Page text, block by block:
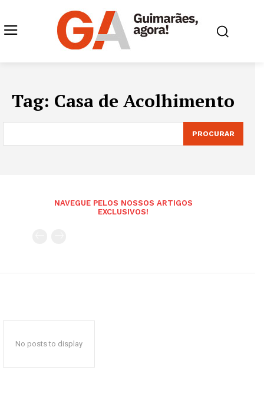
Tag: Casa de Acolhimento
PROCURAR
NAVEGUE PELOS NOSSOS ARTIGOS
EXCLUSIVOS!
No posts to display